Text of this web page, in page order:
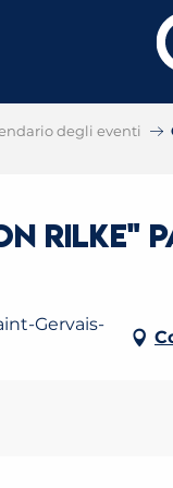
degli eventi
Rilke"
Gervais-